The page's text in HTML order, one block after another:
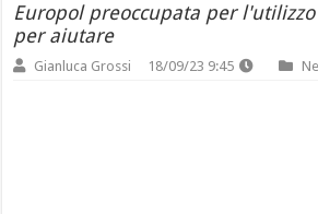
Europol preoccupata per
per aiutare
Gianluca Grossi 18/09/23 9:45